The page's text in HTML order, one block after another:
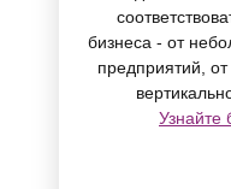
бизнеса - от
предприятий,
Узнайте